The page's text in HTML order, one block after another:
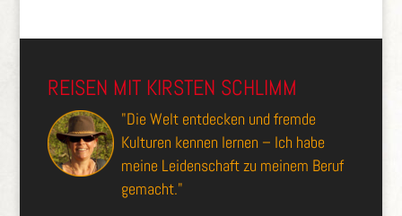
REISEN MIT KIRSTEN SCHLIMM
"Die Welt entdecken und fremde
Kulturen kennen lernen – Ich habe
meine Leidenschaft zu meinem Beruf
gemacht."